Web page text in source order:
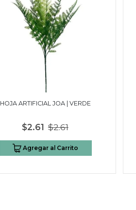
HOJA ARTIFICIAL JOA | VERDE
$2.61 $2.61
Agregar al Carrito